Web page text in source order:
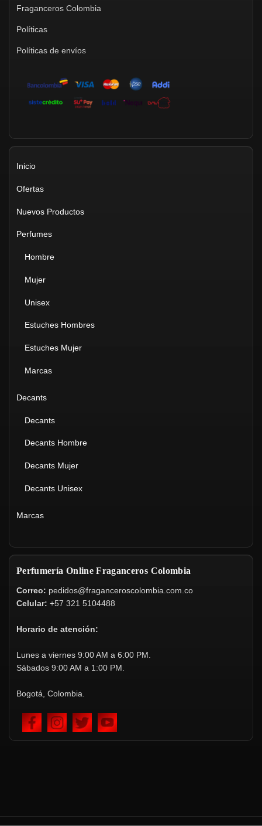
Fraganceros Colombia
Políticas
Políticas de envíos
Inicio
Ofertas
Nuevos Productos
Perfumes
Hombre
Mujer
Unisex
Estuches Hombres
Estuches Mujer
Marcas
Decants
Decants
Decants Hombre
Decants Mujer
Decants Unisex
Marcas
Perfumería Online Fraganceros Colombia
Correo: pedidos@fraganceroscolombia.com.co
Celular: +57 321 5104488
Horario de atención:
Lunes a viernes 9:00 AM a 6:00 PM.
Sábados 9:00 AM a 1:00 PM.
Bogotá, Colombia.